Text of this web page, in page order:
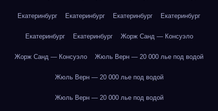
Екатеринбург Екатеринбург Екатеринбург Екатеринбург
Екатеринбург Екатеринбург Жорж Санд — Консуэло
Жорж Санд — Консуэло Жюль Верн — 20 000 лье под водой
Жюль Верн — 20 000 лье под водой
Жюль Верн — 20 000 лье под водой